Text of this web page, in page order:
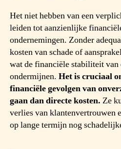
Het niet hebben van een
leiden tot aanzienlijke
ondernemingen. Zonder
kosten van schade of
wat de financiële stabiliteit
ondermijnen. Het is cruciaal
financiële gevolgen van
gaan dan directe kosten. Ze
verlies van klantenvertrouwen
op lange termijn nog